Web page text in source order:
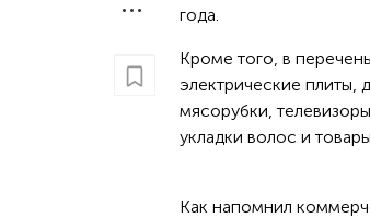
года.
Кроме того, в
электрические плиты,
мясорубки,
укладки волос и
Как напомнил